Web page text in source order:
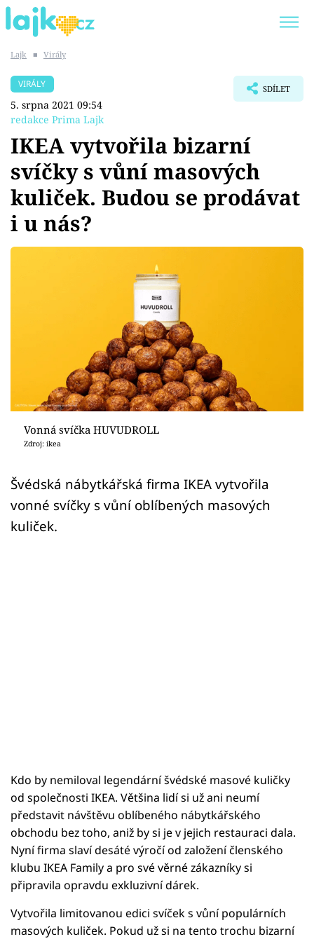
SHOPAHOLICADEL
Témata
Showbyznys
Youtubeři
Sledujte prima+
Přihlášení
Sledujte nás
Lajk ■ Virály
VIRÁLY
5. srpna 2021 09:54
redakce Prima Lajk
SDÍLET
IKEA vytvořila bizarní
svíčky s vůní masových
kuliček. Budou se prodávat
i u nás?
Vonná svíčka HUVUDROLL
Zdroj: ikea
Švédská nábytkářská firma IKEA vytvořila
vonné svíčky s vůní oblíbených masových
kuliček.
Kdo by nemiloval legendární švédské masové kuličky
od společnosti IKEA. Většina lidí si už ani neumí
představit návštěvu oblíbeného nábytkářského
obchodu bez toho, aniž by si je v jejich restauraci dala.
Nyní firma slaví desáté výročí od založení členského
klubu IKEA Family a pro své věrné zákazníky si
připravila opravdu exkluzivní dárek.
Vytvořila limitovanou edici svíček s vůní populárních
masových kuliček. Pokud už si na tento trochu bizarní